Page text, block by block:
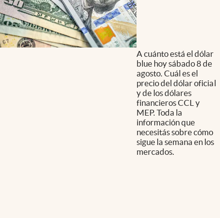
A cuánto está el dólar
blue hoy sábado 8 de
agosto. Cuál es el
precio del dólar oficial
y de los dólares
financieros CCL y
MEP. Toda la
información que
necesitás sobre cómo
sigue la semana en los
mercados.